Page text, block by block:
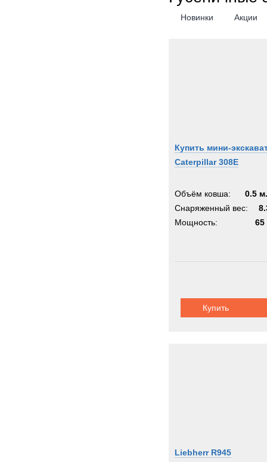
Новинки Акции
Купить мини-
Caterpillar 308E
Объём ковша:
0.5
Снаряженный вес:
Мощность:
65
Купить
Liebherr R945